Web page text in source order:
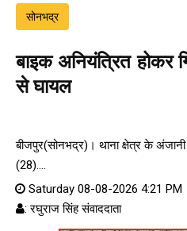
सोनभद्र
बाइक अनियंत्रित
से घायल
बीजपुर(सोनभद्र)। थाना क्षेत्र के
(28)....
Saturday 08-08-2026 4:21 PM
: रघुराज सिंह संवाददाता